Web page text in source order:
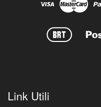
Link Utili